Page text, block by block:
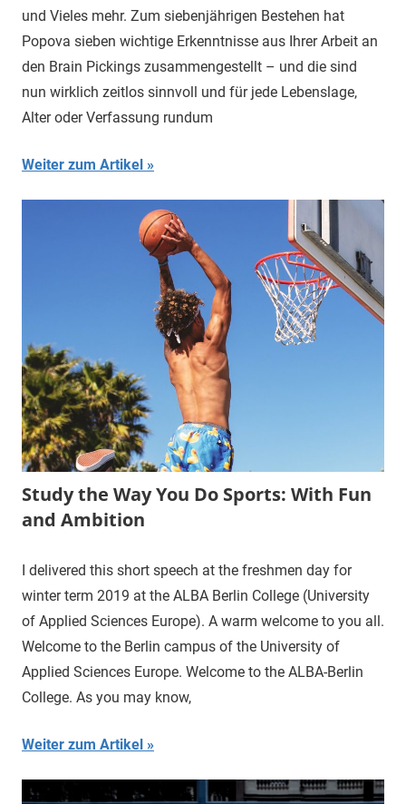
und Vieles mehr. Zum siebenjährigen Bestehen hat
Popova sieben wichtige Erkenntnisse aus Ihrer Arbeit an
den Brain Pickings zusammengestellt – und die sind
nun wirklich zeitlos sinnvoll und für jede Lebenslage,
Alter oder Verfassung rundum
Weiter zum Artikel
Study the Way You Do Sports: With Fun
and Ambition
I delivered this short speech at the freshmen day for
winter term 2019 at the ALBA Berlin College (University
of Applied Sciences Europe). A warm welcome to you all.
Welcome to the Berlin campus of the University of
Applied Sciences Europe. Welcome to the ALBA-Berlin
College. As you may know,
Weiter zum Artikel